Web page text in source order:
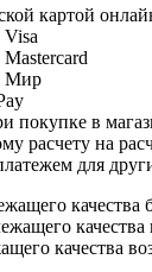
картой
покупке в
расчету на
для
качества